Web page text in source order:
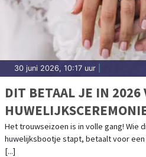
30 juni 2026, 10:17 uur
DIT BETAAL JE IN 2026
Het trouwseizoen is in volle gang! Wie
huwelijksbootje stapt, betaalt voor
[...]